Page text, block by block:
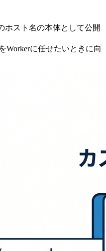
ホスト名の本体として公開
Workerに任せたいときに向